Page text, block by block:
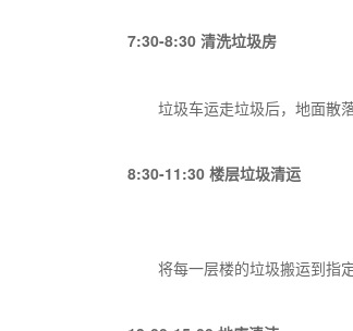
7:30-8:30 清洗垃圾房
垃圾车运走垃圾后，地面散
8:30-11:30 楼层垃圾清运
将每一层楼的垃圾搬运到指